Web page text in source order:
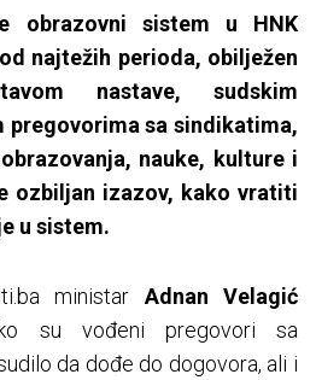
obrazovni sistem u HNK
najtežih perioda, obilježen
nastave, sudskim
pregovorima sa sindikatima,
nauke, kulture i
ozbiljan izazov, kako vratiti
u sistem.
ministarAdnan Velagić
su vođeni pregovori sa
da dođe do dogovora, ali i